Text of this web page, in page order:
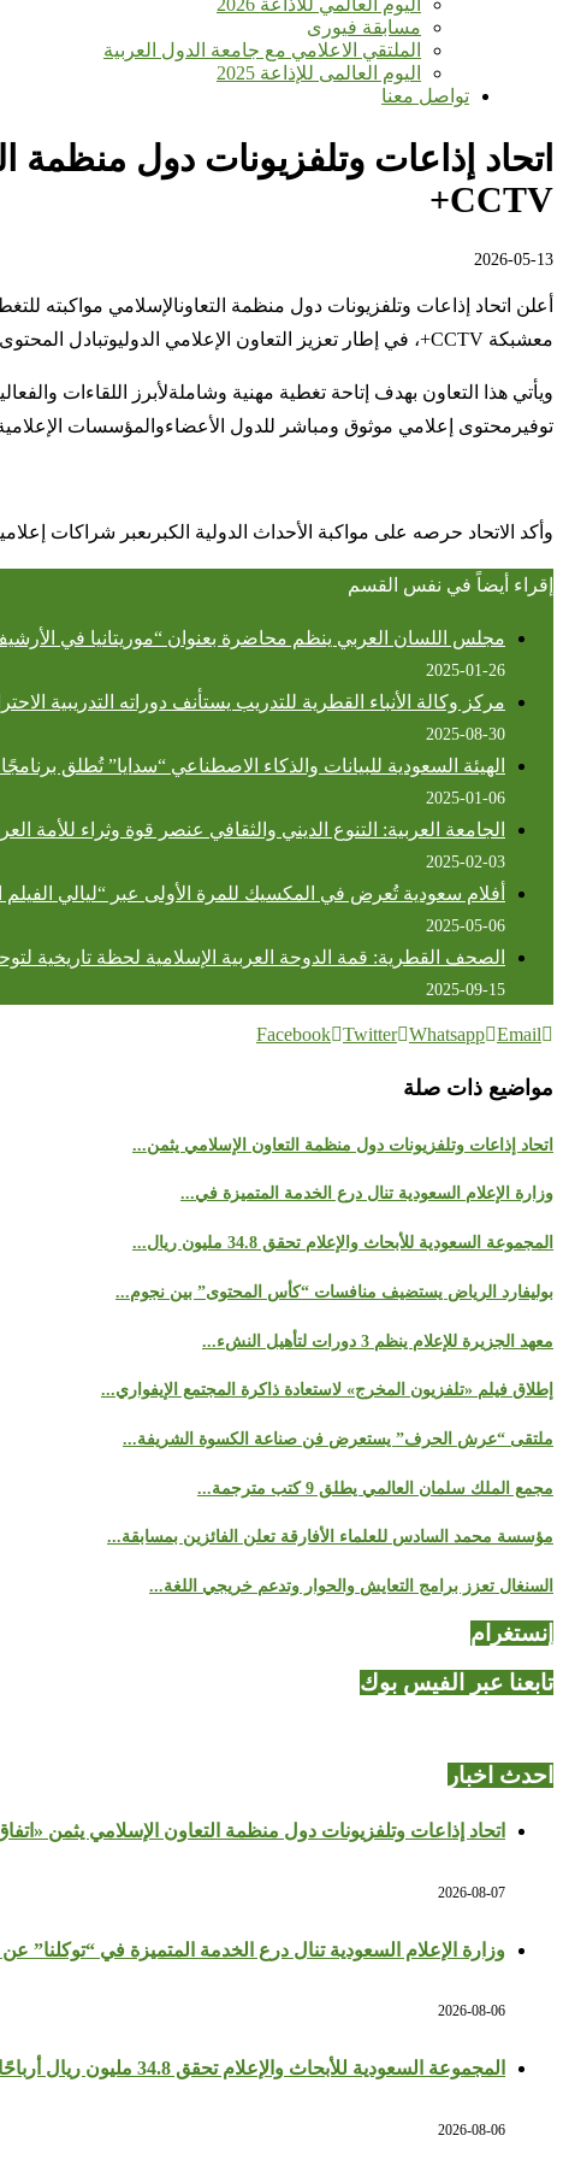
اليوم العالمي للأذاعة 2026
مسابقة فيورى
الملتقي الاعلامي مع جامعة الدول العربية
اليوم العالمى للإذاعة 2025
تواصل معنا
اتحاد إذاعات وتلفزيونات دول منظمة
CCTV+
2026-05-13
أعلن اتحاد إذاعات وتلفزيونات دول منظمة التعاونالإسلامي مواكبته
معشبكة ، في إطار تعزيز التعاون الإعلامي الدوليوتبادل المحتوى
ويأتي هذا التعاون بهدف إتاحة تغطية مهنية وشاملةلأبرز اللقاءات
توفير محتوى إعلامي موثوق ومباشر للدول الأعضاءوالمؤسسات
وأكد الاتحاد حرصه على مواكبة الأحداث الدولية الكبرىعبر شراكات
إقراء أيضاً في نفس القسم
مجلس اللسان العربي ينظم محاضرة بعنوان “موريتانيا في
2025-01-26
مركز وكالة الأنباء القطرية للتدريب يستأنف دوراته التدريبية
2025-08-30
الهيئة السعودية للبيانات والذكاء الاصطناعي “سدايا” تُطلق
2025-01-06
الجامعة العربية: التنوع الديني والثقافي عنصر قوة وثراء للأمة
2025-02-03
أفلام سعودية تُعرض في المكسيك للمرة الأولى عبر “ليالي
2025-05-06
الصحف القطرية: قمة الدوحة العربية الإسلامية لحظة تاريخية
2025-09-15
Facebook Twitter Whatsapp Email
مواضيع ذات صلة
اتحاد إذاعات وتلفزيونات دول منظمة التعاون الإسلامي يثمن...
وزارة الإعلام السعودية تنال درع الخدمة المتميزة في...
المجموعة السعودية للأبحاث والإعلام تحقق 34.8 مليون ريال...
بوليفارد الرياض يستضيف منافسات “كأس المحتوى” بين نجوم...
معهد الجزيرة للإعلام ينظم 3 دورات لتأهيل النشء...
إطلاق فيلم «تلفزيون المخرج» لاستعادة ذاكرة المجتمع الإيفواري...
ملتقى “عرش الحرف” يستعرض فن صناعة الكسوة الشريفة...
مجمع الملك سلمان العالمي يطلق 9 كتب مترجمة...
مؤسسة محمد السادس للعلماء الأفارقة تعلن الفائزين بمسابقة...
السنغال تعزز برامج التعايش والحوار وتدعم خريجي اللغة...
إنستغرام
تابعنا عبر الفيس بوك
احدث اخبار
اتحاد إذاعات وتلفزيونات دول منظمة التعاون الإسلامي يثمن
2026-08-07
وزارة الإعلام السعودية تنال درع الخدمة المتميزة في “توكلنا”
2026-08-06
المجموعة السعودية للأبحاث والإعلام تحقق 34.8 مليون ريال أرباحًا في النصف الأول بزيادة 64%
2026-08-06